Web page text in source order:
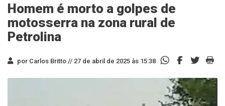
Homem é morto a golpes de
motosserra na zona rural de
Petrolina
por Carlos Britto // 27 de abril de 2025 às 15:38